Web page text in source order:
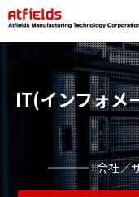
IT(インフォメ
会社／